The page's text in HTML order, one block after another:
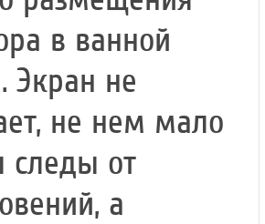
в ванной
Экран не
не нем мало
следы от
а